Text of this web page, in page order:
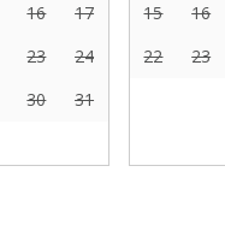
16
17
23
24
30 31
15
16
22
23